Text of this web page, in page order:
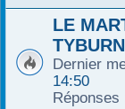
LE
Dernier
14:50
Réponses